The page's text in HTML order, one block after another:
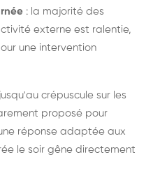
: la majorité des
externe est ralentie,
une intervention
crépuscule sur les
proposé pour
réponse adaptée aux
le soir gêne directement